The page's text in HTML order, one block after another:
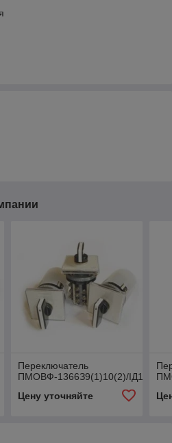
Переключатель
ПМОВФ-1366З9(1)10(2)/IД126
Цену уточняйте